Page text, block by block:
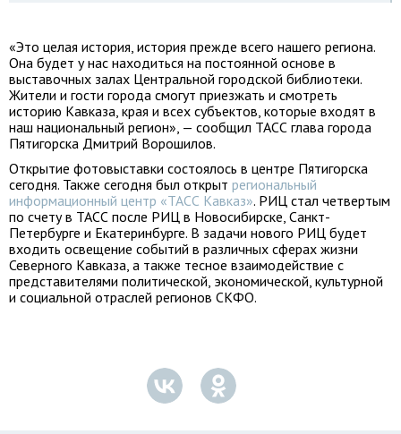
«Это целая история, история прежде всего нашего региона.
Она будет у нас находиться на постоянной основе в
выставочных залах Центральной городской библиотеки.
Жители и гости города смогут приезжать и смотреть
историю Кавказа, края и всех субъектов, которые входят в
наш национальный регион», — сообщил ТАСС глава города
Пятигорска Дмитрий Ворошилов.
Открытие фотовыставки состоялось в центре Пятигорска
сегодня. Также сегодня был открыт региональный
информационный центр «ТАСС Кавказ». РИЦ стал четвертым
по счету в ТАСС после РИЦ в Новосибирске, Санкт-
Петербурге и Екатеринбурге. В задачи нового РИЦ будет
входить освещение событий в различных сферах жизни
Северного Кавказа, а также тесное взаимодействие с
представителями политической, экономической, культурной
и социальной отраслей регионов СКФО.